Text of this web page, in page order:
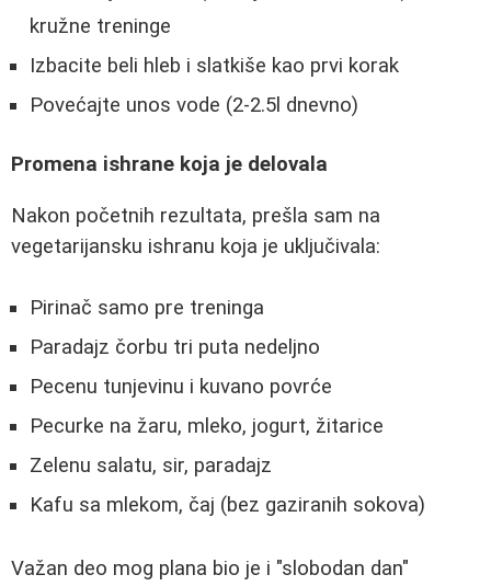
kružne treninge
Izbacite beli hleb i slatkiše kao prvi korak
Povećajte unos vode (2-2.5l dnevno)
Promena ishrane koja je delovala
Nakon početnih rezultata, prešla sam na
vegetarijansku ishranu koja je uključivala:
Pirinač samo pre treninga
Paradajz čorbu tri puta nedeljno
Pecenu tunjevinu i kuvano povrće
Pecurke na žaru, mleko, jogurt, žitarice
Zelenu salatu, sir, paradajz
Kafu sa mlekom, čaj (bez gaziranih sokova)
Važan deo mog plana bio je i "slobodan dan"